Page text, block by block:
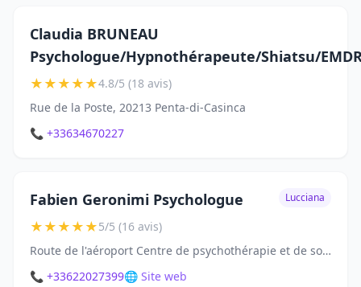
Claudia BRUNEAU
Psychologue/Hypnothérapeute/Shiatsu/
★★★★★4.8/5 (18 avis)
Rue de la Poste, 20213 Penta-di-Casinca
📞 +33634670227
Fabien Geronimi Psychologue Lucciana
★★★★★5/5 (16 avis)
Route de l'aéroport Centre de psychothérapie et de soins Saint Exupéry, Résidence Saint Exupéry, 20290 Lucciana
📞 +33622027399🌐 Site web